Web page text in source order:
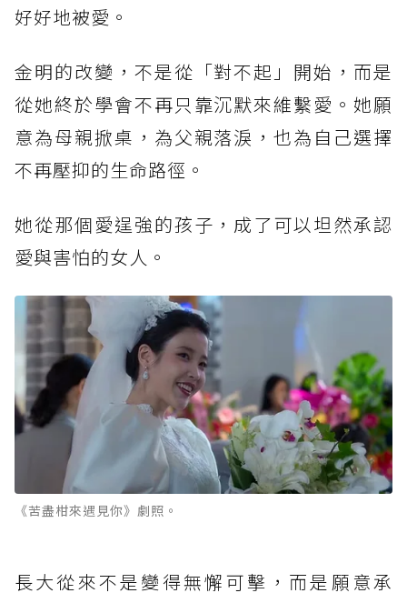
好好地被愛。
金明的改變，不是從「對不起」開始，而是
從她終於學會不再只靠沉默來維繫愛。她願
意為母親掀桌，為父親落淚，也為自己選擇
不再壓抑的生命路徑。
她從那個愛逞強的孩子，成了可以坦然承認
愛與害怕的女人。
《苦盡柑來遇見你》劇照。
長大從來不是變得無懈可擊，而是願意承